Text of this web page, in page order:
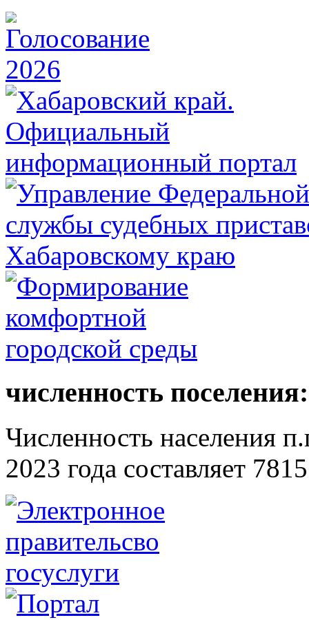
численность поселения:
Численность населения
2023 года составляет